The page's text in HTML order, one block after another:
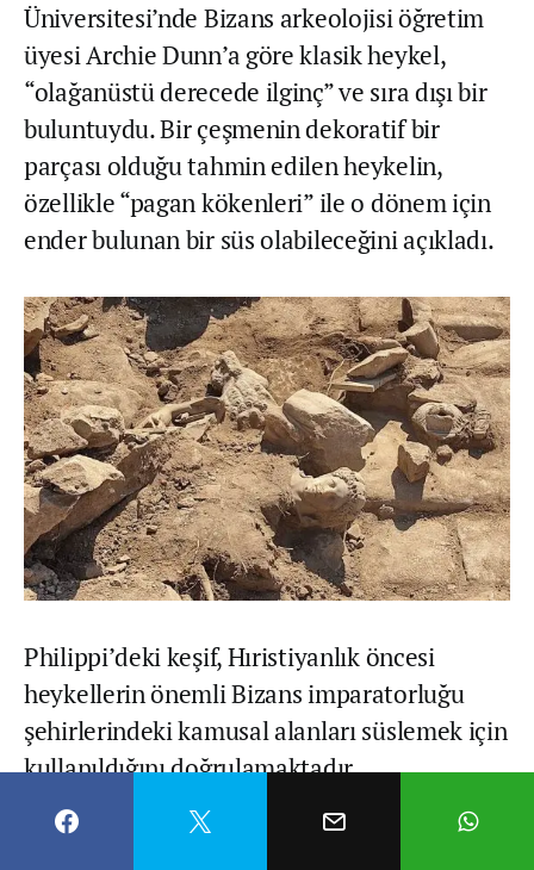
Üniversitesi’nde Bizans arkeolojisi öğretim
üyesi Archie Dunn’a göre klasik heykel,
“olağanüstü derecede ilginç” ve sıra dışı bir
buluntuydu. Bir çeşmenin dekoratif bir
parçası olduğu tahmin edilen heykelin,
özellikle “pagan kökenleri” ile o dönem için
ender bulunan bir süs olabileceğini açıkladı.
Philippi’deki keşif, Hıristiyanlık öncesi
heykellerin önemli Bizans imparatorluğu
şehirlerindeki kamusal alanları süslemek için
kullanıldığını doğrulamaktadır.
Anglo-Sakson